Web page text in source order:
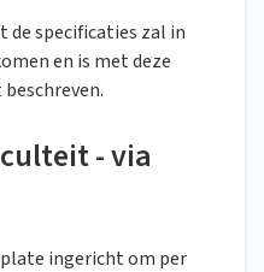
specificaties zal in
en is met deze
- via
ingericht om per